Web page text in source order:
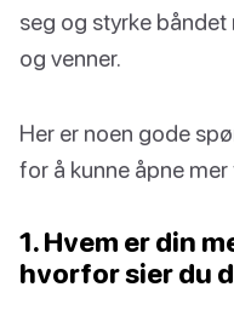
seg og styrke
og venner.
Her er noen gode
for å kunne åpne
1. Hvem er din
hvorfor sier du